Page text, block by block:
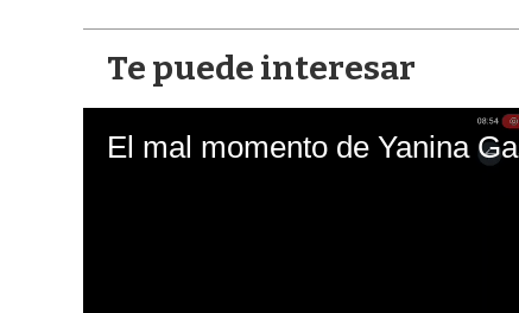
Te puede interesar